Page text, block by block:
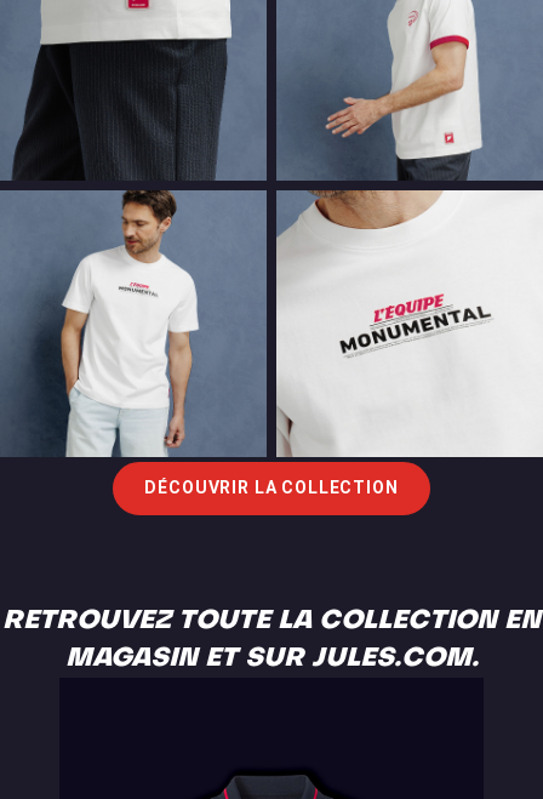
DÉCOUVRIR LA COLLECTION
RETROUVEZ TOUTE LA COLLECTION EN
MAGASIN ET SUR JULES.COM.